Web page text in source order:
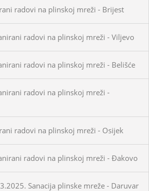
radovi na plinskoj mreži - Brijest
radovi na plinskoj mreži - Viljevo
radovi na plinskoj mreži - Belišće
radovi na plinskoj mreži -
radovi na plinskoj mreži - Osijek
radovi na plinskoj mreži - Đakovo
Sanacija plinske mreže - Daruvar